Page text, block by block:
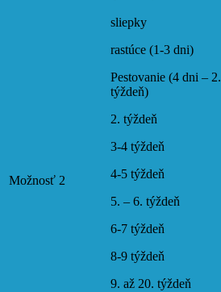
Možnosť 2
sliepky
rastúce (1-3 dni)
Pestovanie (4 dni – 2.
týždeň)
2. týždeň
3-4 týždeň
4-5 týždeň
5. – 6. týždeň
6-7 týždeň
8-9 týždeň
9. až 20. týždeň